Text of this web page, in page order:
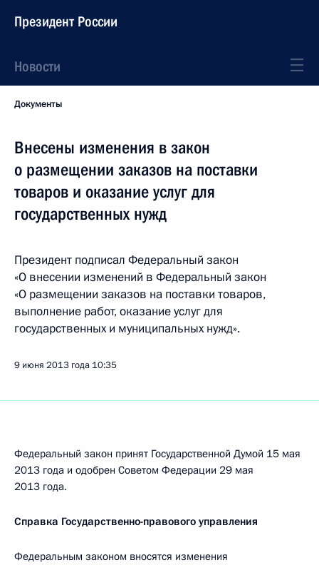
Президент России
Новости
Документы
Внесены изменения в закон
о размещении заказов на поставки
товаров и оказание услуг для
государственных нужд
Президент подписал Федеральный закон
«О внесении изменений в Федеральный закон
«О размещении заказов на поставки товаров,
выполнение работ, оказание услуг для
государственных и муниципальных нужд».
9 июня 2013 года 10:35
Федеральный закон принят Государственной Думой 15 мая
2013 года и одобрен Советом Федерации 29 мая
2013 года.
Справка Государственно-правового управления
Федеральным законом вносятся изменения